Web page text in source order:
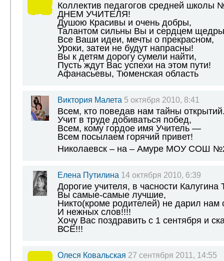
Коллектив педагогов средней школы
ДНЕМ УЧИТЕЛЯ!
Душою Красивы и очень добры,
Талантом сильны Вы и сердцем
Все Ваши идеи, мечты о прекрасном,
Уроки, затеи не будут напрасны!
Вы к детям дорогу сумели найти,
Пусть ждут Вас успехи на этом пути!
Афанасьевы, Тюменская область
Виктория Малета 5 октября 2010, 8:41
Всем, кто поведав нам тайны
Учит в труде добиваться побед,
Всем, кому гордое имя Учитель —
Всем посылаем горячий привет!
Николаевск – на – Амуре МОУ СОШ
Елена Путилина 14 октября 2010, 6:39
Дорогие учителя, в часности
Вы самые-самые лучшие,
Никто(кроме родителей) не дарил нам
И нежных слов!!!!
Хочу Вас поздравить с 1 сентября и
ВСЁ!!!
Олеся Ковальская 27 сентября 2011, 14:55